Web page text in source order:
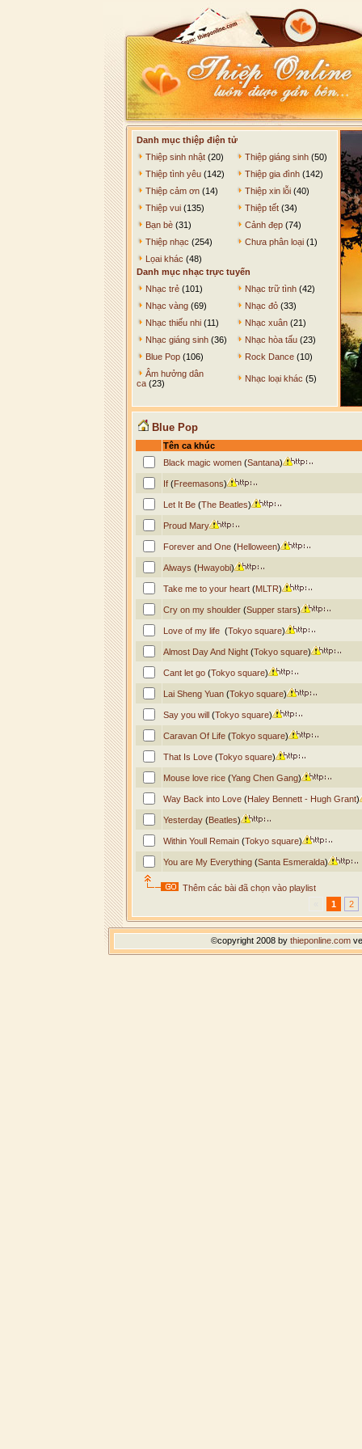
Danh mục thiệp điện tử
Thiệp sinh nhật (20) Thiệp giáng sinh (50)
Thiệp tình yêu (142) Thiệp gia đình (142)
Thiệp cảm ơn (14) Thiệp xin lỗi (40)
Thiệp vui (135) Thiệp tết (34)
Bạn bè (31) Cảnh đẹp (74)
Thiệp nhạc (254) Chưa phân loại (1)
Lọai khác (48)
Danh mục nhạc trực tuyến
Nhạc trẻ (101) Nhạc trữ tình (42)
Nhạc vàng (69) Nhạc đỏ (33)
Nhạc thiếu nhi (11) Nhạc xuân (21)
Nhạc giáng sinh (36) Nhạc hòa tấu (23)
Blue Pop (106) Rock Dance (10)
Âm hưởng dân
ca (23) Nhạc loại khác (5)
Blue Pop
Tên ca khúc
Black magic women(Santana)
If(Freemasons)
Let It Be(The Beatles)
Proud Mary
Forever and One(Helloween)
Always (Hwayobi)
Take me to your heart(MLTR)
Cry on my shoulder(Supper stars)
Love of my life (Tokyo square)
Almost Day And Night(Tokyo square)
Cant let go(Tokyo square)
Lai Sheng Yuan(Tokyo square)
Say you will(Tokyo square)
Caravan Of Life(Tokyo square)
That Is Love(Tokyo square)
Mouse love rice(Yang Chen Gang)
Way Back into Love(Haley Bennett - Hugh Grant)
Yesterday(Beatles)
Within Youll Remain(Tokyo square)
You are My Everything(Santa Esmeralda)
Thêm các bài đã chọn vào playlist
1 2
©copyright 2008 by thieponline.com